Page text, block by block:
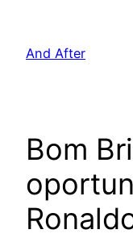
And After
Bom